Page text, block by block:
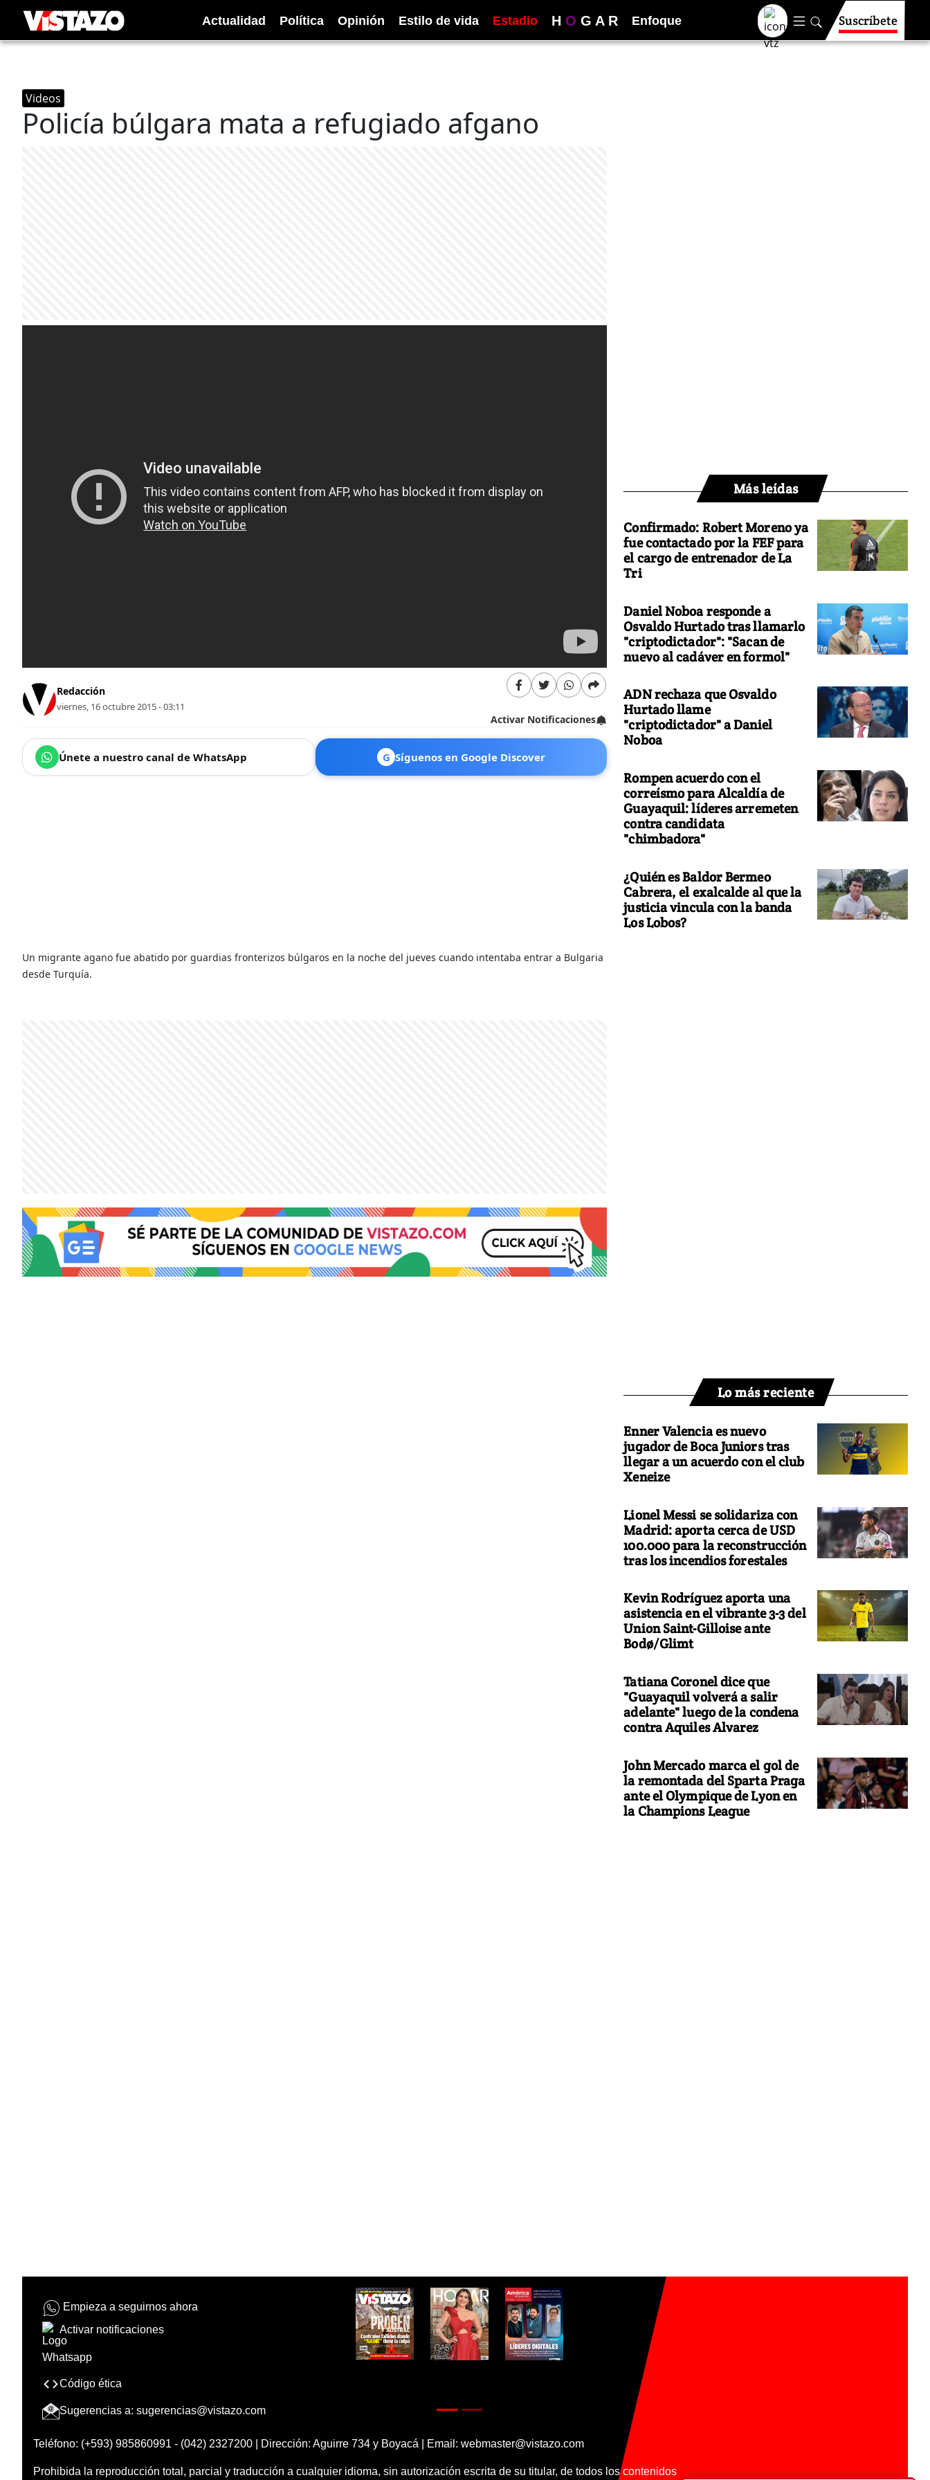
Actualidad Política Opinión Estilo de vida Estadio H O G A R Enfoque Suscríbete
Videos
Policía búlgara mata a refugiado afgano
Redacción
viernes, 16 octubre 2015 - 03:11
Activar Notificaciones
Únete a nuestro canal de WhatsApp G Síguenos en Google Discover
Un migrante agano fue abatido por guardias fronterizos búlgaros en la noche del jueves cuando intentaba entrar a Bulgaria
desde Turquía.
Más leídas
Confirmado: Robert Moreno ya
fue contactado por la FEF para
el cargo de entrenador de La
Tri
Daniel Noboa responde a
Osvaldo Hurtado tras llamarlo
"criptodictador": "Sacan de
nuevo al cadáver en formol"
ADN rechaza que Osvaldo
Hurtado llame
"criptodictador" a Daniel
Noboa
Rompen acuerdo con el
correísmo para Alcaldía de
Guayaquil: líderes arremeten
contra candidata
"chimbadora"
¿Quién es Baldor Bermeo
Cabrera, el exalcalde al que la
justicia vincula con la banda
Los Lobos?
Lo más reciente
Enner Valencia es nuevo
jugador de Boca Juniors tras
llegar a un acuerdo con el club
Xeneize
Lionel Messi se solidariza con
Madrid: aporta cerca de USD
100.000 para la reconstrucción
tras los incendios forestales
Kevin Rodríguez aporta una
asistencia en el vibrante 3-3 del
Union Saint-Gilloise ante
Bodø/Glimt
Tatiana Coronel dice que
"Guayaquil volverá a salir
adelante" luego de la condena
contra Aquiles Alvarez
John Mercado marca el gol de
la remontada del Sparta Praga
ante el Olympique de Lyon en
la Champions League
Empieza a seguirnos ahora
Activar notificaciones
Código ética
Sugerencias a: sugerencias@vistazo.com
Teléfono: (+593) 985860991 - (042) 2327200 | Dirección: Aguirre 734 y Boyacá | Email: webmaster@vistazo.com
Prohibida la reproducción total, parcial y traducción a cualquier idioma, sin autorización escrita de su titular, de todos los contenidos